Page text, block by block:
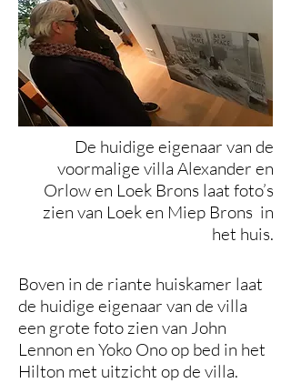
De huidige eigenaar van de
voormalige villa Alexander en
Orlow en Loek Brons laat foto’s
zien van Loek en Miep Brons in
het huis.
Boven in de riante huiskamer laat
de huidige eigenaar van de villa
een grote foto zien van John
Lennon en Yoko Ono op bed in het
Hilton met uitzicht op de villa.